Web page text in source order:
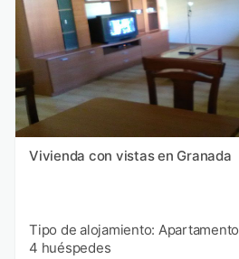
Vivienda con vistas en Granada
Tipo de alojamiento: Apartamento
4 huéspedes